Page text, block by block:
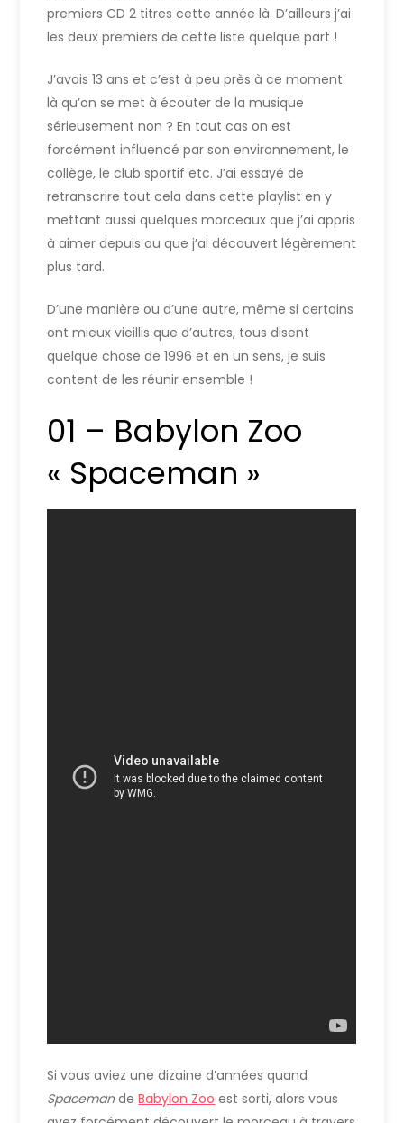
premiers CD 2 titres cette année là. D’ailleurs j’ai
les deux premiers de cette liste quelque part !
J’avais 13 ans et c’est à peu près à ce moment
là qu’on se met à écouter de la musique
sérieusement non ? En tout cas on est
forcément influencé par son environnement, le
collège, le club sportif etc. J’ai essayé de
retranscrire tout cela dans cette playlist en y
mettant aussi quelques morceaux que j’ai appris
à aimer depuis ou que j’ai découvert légèrement
plus tard.
D’une manière ou d’une autre, même si certains
ont mieux vieillis que d’autres, tous disent
quelque chose de 1996 et en un sens, je suis
content de les réunir ensemble !
01 – Babylon Zoo
« Spaceman »
Si vous aviez une dizaine d’années quand
SpacemandeBabylon Zoo est sorti, alors vous